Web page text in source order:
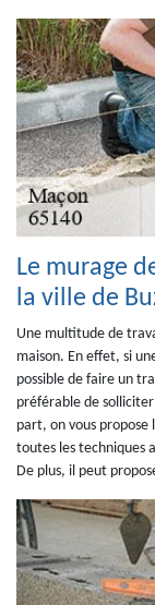
Le murage
la ville de
Une multitude de
maison. En effet, si
possible de faire un
préférable de
part, on vous propose
toutes les techniques
De plus, il peut